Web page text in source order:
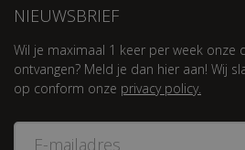
NIEUWSBRIEF
Wil je maximaal 1 keer per week onze
ontvangen? Meld je dan hier aan! Wij
op conform onze privacy policy.